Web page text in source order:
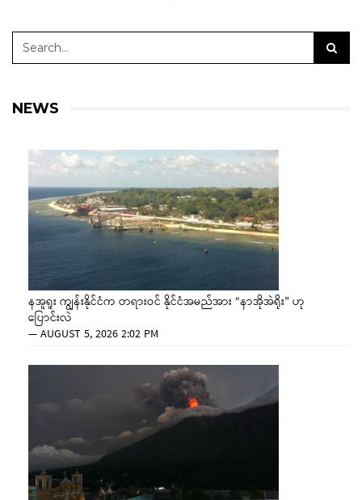
NEWS
နအူရူး ကျွန်းနိုင်ငံက တရားဝင် နိုင်ငံအမည်အား “နာအိုအဲရိုး” ဟု
ပြောင်းလဲ
—AUGUST 5, 2026 2:02 PM